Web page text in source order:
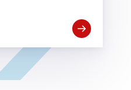
Open Meld